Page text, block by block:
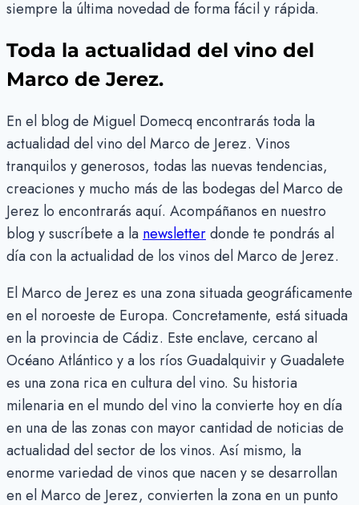
siempre la última novedad de forma fácil y rápida.
Toda la actualidad del vino del
Marco de Jerez.
En el blog de Miguel Domecq encontrarás toda la
actualidad del vino del Marco de Jerez. Vinos
tranquilos y generosos, todas las nuevas tendencias,
creaciones y mucho más de las bodegas del Marco de
Jerez lo encontrarás aquí. Acompáñanos en nuestro
blog y suscríbete a la newsletterdonde te pondrás al
día con la actualidad de los vinos del Marco de Jerez.
El Marco de Jerez es una zona situada geográficamente
en el noroeste de Europa. Concretamente, está situada
en la provincia de Cádiz. Este enclave, cercano al
Océano Atlántico y a los ríos Guadalquivir y Guadalete
es una zona rica en cultura del vino. Su historia
milenaria en el mundo del vino la convierte hoy en día
en una de las zonas con mayor cantidad de noticias de
actualidad del sector de los vinos. Así mismo, la
enorme variedad de vinos que nacen y se desarrollan
en el Marco de Jerez, convierten la zona en un punto